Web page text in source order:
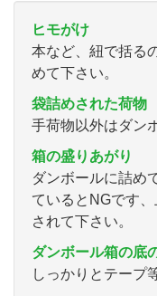
ヒモがけ
本など、紐で括る
めて下さい。
袋詰めされた荷物
手荷物以外はダン
箱の盛りあがり
ダンボールに詰め
ているとNGです
されて下さい。
ダンボール箱の底
しっかりとテープ